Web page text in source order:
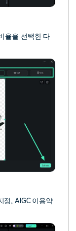
율을 선택한 다
정, AIGC 이용약